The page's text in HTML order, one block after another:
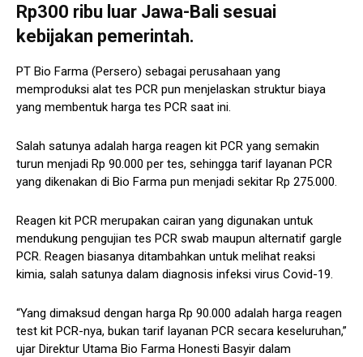
Rp300 ribu luar Jawa-Bali sesuai
kebijakan pemerintah.
PT Bio Farma (Persero) sebagai perusahaan yang
memproduksi alat tes PCR pun menjelaskan struktur biaya
yang membentuk harga tes PCR saat ini.
Salah satunya adalah harga reagen kit PCR yang semakin
turun menjadi Rp 90.000 per tes, sehingga tarif layanan PCR
yang dikenakan di Bio Farma pun menjadi sekitar Rp 275.000.
Reagen kit PCR merupakan cairan yang digunakan untuk
mendukung pengujian tes PCR swab maupun alternatif gargle
PCR. Reagen biasanya ditambahkan untuk melihat reaksi
kimia, salah satunya dalam diagnosis infeksi virus Covid-19.
“Yang dimaksud dengan harga Rp 90.000 adalah harga reagen
test kit PCR-nya, bukan tarif layanan PCR secara keseluruhan,”
ujar Direktur Utama Bio Farma Honesti Basyir dalam